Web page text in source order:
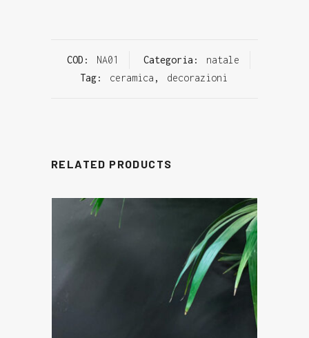
COD: NA01 Categoria:
natale
Tag:
ceramica , decorazioni
RELATED PRODUCTS